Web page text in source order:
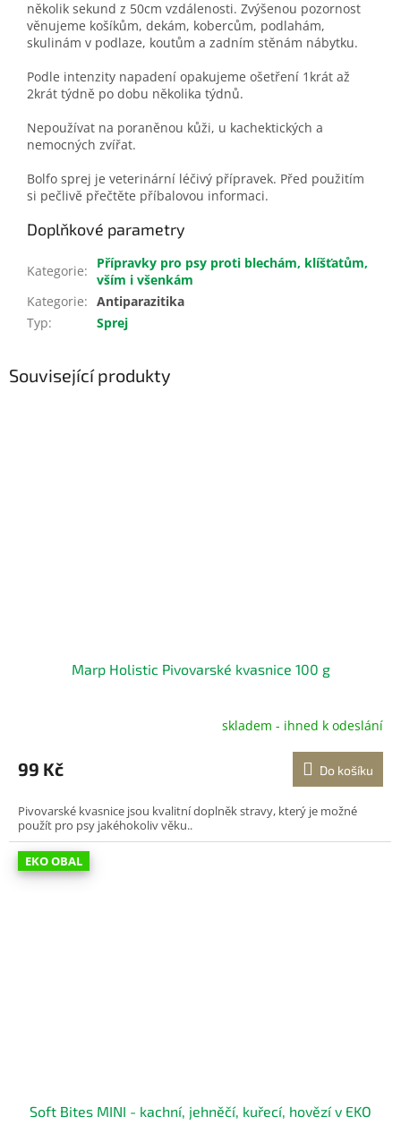
několik sekund z 50cm vzdálenosti. Zvýšenou pozornost
věnujeme košíkům, dekám, kobercům, podlahám,
skulinám v podlaze, koutům a zadním stěnám nábytku.
Podle intenzity napadení opakujeme ošetření 1krát až
2krát týdně po dobu několika týdnů.
Nepoužívat na poraněnou kůži, u kachektických a
nemocných zvířat.
Bolfo sprej je veterinární léčivý přípravek. Před použitím
si pečlivě přečtěte příbalovou informaci.
Doplňkové parametry
Kategorie:
Přípravky pro psy proti blechám, klíšťatům,
vším i všenkám
Kategorie: Antiparazitika
Typ: Sprej
Související produkty
Marp Holistic Pivovarské kvasnice 100 g
produktu
je
z
5
hvězdiček.
skladem - ihned k odeslání
99 Kč Do košíku
Pivovarské kvasnice jsou kvalitní doplněk stravy, který je možné
použít pro psy jakéhokoliv věku..
EKO OBAL
Soft Bites MINI - kachní, jehněčí, kuřecí, hovězí v EKO